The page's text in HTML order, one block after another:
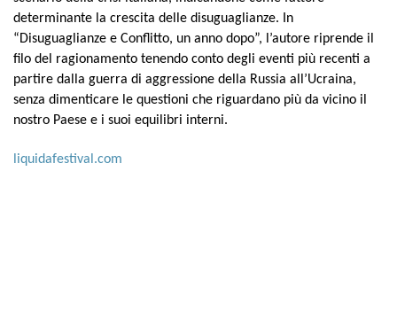
determinante la crescita delle disuguaglianze. In
“Disuguaglianze e Conflitto, un anno dopo”, l’autore riprende il
filo del ragionamento tenendo conto degli eventi più recenti a
partire dalla guerra di aggressione della Russia all’Ucraina,
senza dimenticare le questioni che riguardano più da vicino il
nostro Paese e i suoi equilibri interni.
liquidafestival.com